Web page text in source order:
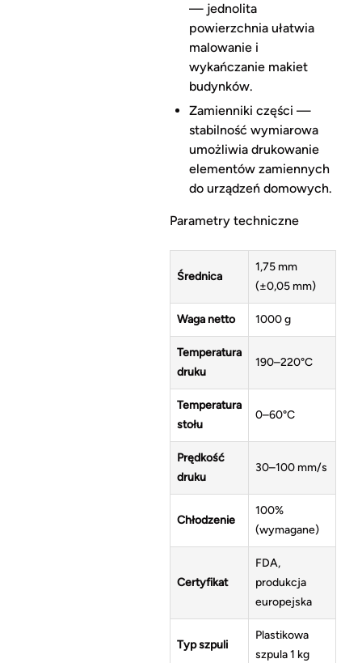
— jednolita
powierzchnia ułatwia
malowanie i
wykańczanie makiet
budynków.
Zamienniki części —
stabilność wymiarowa
umożliwia drukowanie
elementów zamiennych
do urządzeń domowych.
Parametry techniczne
Średnica
1,75 mm
(±0,05 mm)
Waga netto 1000 g
Temperatura
druku
190–220°C
Temperatura
stołu
0–60°C
Prędkość
druku
30–100 mm/s
Chłodzenie
100%
(wymagane)
Certyfikat
FDA,
produkcja
europejska
Typ szpuli
Plastikowa
szpula 1 kg